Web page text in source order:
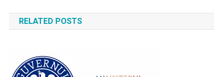
în
articole
RELATED POSTS